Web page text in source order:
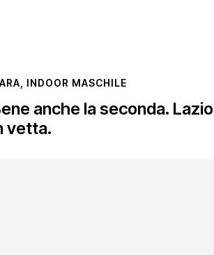
INDOOR MASCHILE
anche la seconda. Lazio
vetta.